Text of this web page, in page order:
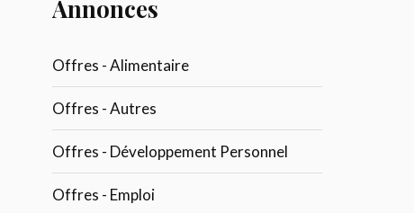
Annonces
Offres - Alimentaire
Offres - Autres
Offres - Développement Personnel
Offres - Emploi